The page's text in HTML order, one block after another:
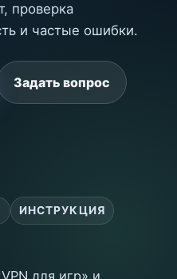
проверка
и частые ошибки.
Задать вопрос
ИНСТРУКЦИЯ
для игр» и